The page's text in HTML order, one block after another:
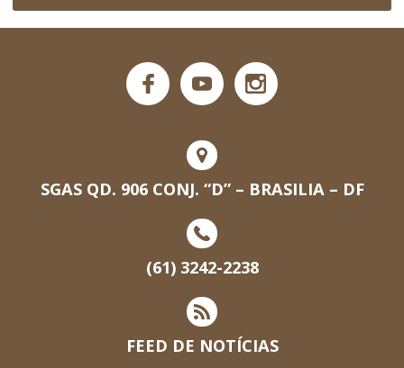
SGAS QD. 906 CONJ. “D” – BRASILIA – DF
(61) 3242-2238
FEED DE NOTÍCIAS